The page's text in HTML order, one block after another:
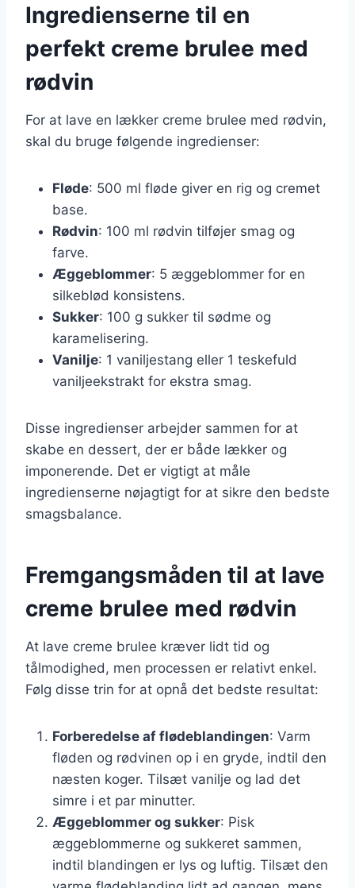
Ingredienserne til en
perfekt creme brulee med
rødvin
For at lave en lækker creme brulee med rødvin,
skal du bruge følgende ingredienser:
Fløde: 500 ml fløde giver en rig og cremet
base.
Rødvin: 100 ml rødvin tilføjer smag og
farve.
Æggeblommer: 5 æggeblommer for en
silkeblød konsistens.
Sukker: 100 g sukker til sødme og
karamelisering.
Vanilje: 1 vaniljestang eller 1 teskefuld
vaniljeekstrakt for ekstra smag.
Disse ingredienser arbejder sammen for at
skabe en dessert, der er både lækker og
imponerende. Det er vigtigt at måle
ingredienserne nøjagtigt for at sikre den bedste
smagsbalance.
Fremgangsmåden til at lave
creme brulee med rødvin
At lave creme brulee kræver lidt tid og
tålmodighed, men processen er relativt enkel.
Følg disse trin for at opnå det bedste resultat:
Forberedelse af flødeblandingen: Varm
fløden og rødvinen op i en gryde, indtil den
næsten koger. Tilsæt vanilje og lad det
simre i et par minutter.
Æggeblommer og sukker: Pisk
æggeblommerne og sukkeret sammen,
indtil blandingen er lys og luftig. Tilsæt den